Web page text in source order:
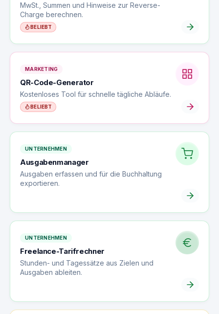
MwSt., Summen und Hinweise zur Reverse-
Charge berechnen.
BELIEBT
MARKETING
QR-Code-Generator
Kostenloses Tool für schnelle tägliche Abläufe.
BELIEBT
UNTERNEHMEN
Ausgabenmanager
Ausgaben erfassen und für die Buchhaltung
exportieren.
UNTERNEHMEN
Freelance-Tarifrechner
Stunden- und Tagessätze aus Zielen und
Ausgaben ableiten.